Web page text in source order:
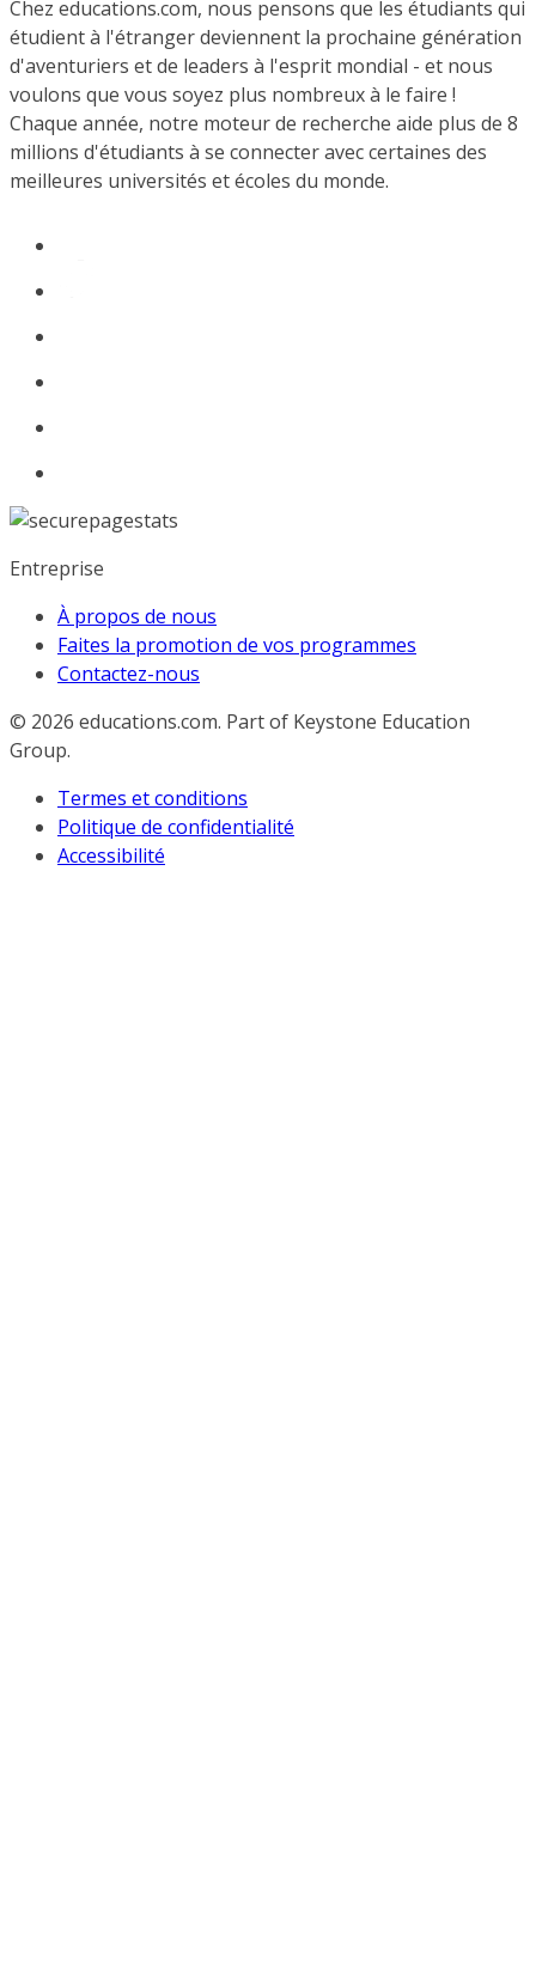
Chez educations.com, nous pensons que les étudiants qui
étudient à l'étranger deviennent la prochaine génération
d'aventuriers et de leaders à l'esprit mondial - et nous
voulons que vous soyez plus nombreux à le faire !
Chaque année, notre moteur de recherche aide plus de 8
millions d'étudiants à se connecter avec certaines des
meilleures universités et écoles du monde.
Entreprise
À propos de nous
Faites la promotion de vos programmes
Contactez-nous
© 2026 educations.com. Part of Keystone Education
Group.
Termes et conditions
Politique de confidentialité
Accessibilité